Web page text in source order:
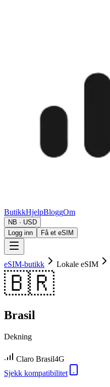
ButikkHjelpBloggOm
NB · USD
Logg inn
Få et eSIM
eSIM-butikk Lokale eSIM
🇧🇷
Brasil
Dekning
Claro Brasil4G
Sjekk kompatibilitet